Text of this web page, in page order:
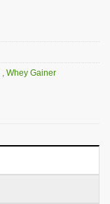
, Whey Gainer